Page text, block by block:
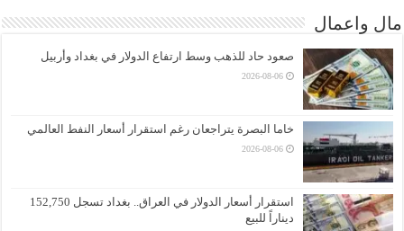
مال واعمال
صعود حاد للذهب وسط ارتفاع الدولار في بغداد وأربيل
2026-08-06
خاما البصرة يتراجعان رغم استقرار أسعار النفط العالمي
2026-08-06
استقرار أسعار الدولار في العراق.. بغداد تسجل 152,750
ديناراً للبيع